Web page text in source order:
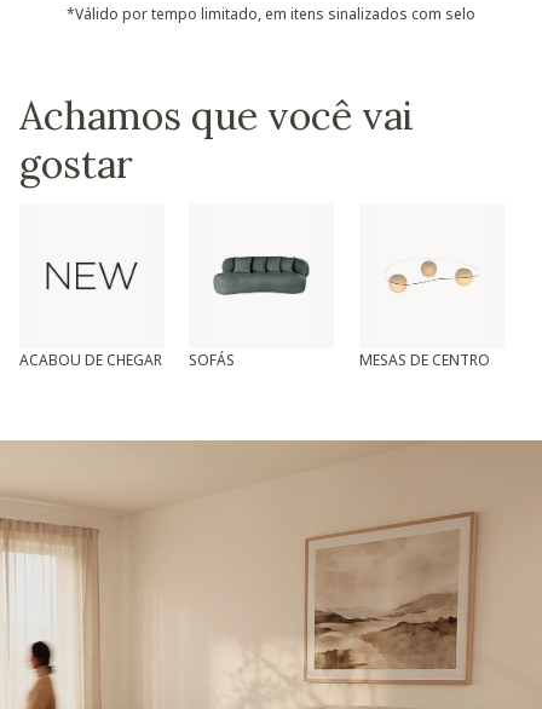
*Válido por tempo limitado, em itens sinalizados com selo
Achamos que você vai
gostar
ACABOU DE CHEGAR SOFÁS MESAS DE CENTRO